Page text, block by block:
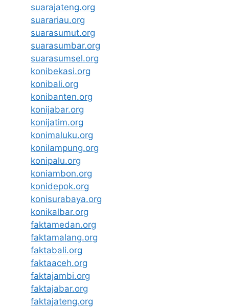
suarajateng.org
suarariau.org
suarasumut.org
suarasumbar.org
suarasumsel.org
konibekasi.org
konibali.org
konibanten.org
konijabar.org
konijatim.org
konimaluku.org
konilampung.org
konipalu.org
koniambon.org
konidepok.org
konisurabaya.org
konikalbar.org
faktamedan.org
faktamalang.org
faktabali.org
faktaaceh.org
faktajambi.org
faktajabar.org
faktajateng.org